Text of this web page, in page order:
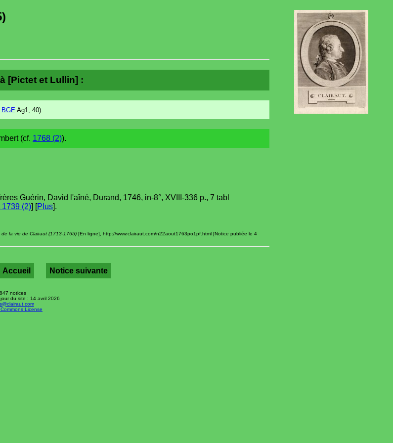
[Pictet et Lullin] :
BGE Ag1, 40).
(cf. 1768 (2)).
Guérin, David l'aîné, Durand, 1746, in-8°, XVIII-336 p., 7 tabl
(2)] [Plus].
de la vie de Clairaut (1713-1765) [En ligne], http://www.clairaut.com/n22aout1763po1pf.html [Notice publiée le 4
Accueil Notice suivante
notices
du site : 14 avril 2026
License